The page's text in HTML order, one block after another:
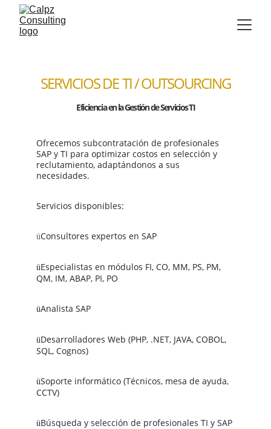
SERVICIOS DETI / OUTSOURCING
Eficienciaen la Gestión de Servicios TI
Ofrecemos subcontratación de profesionales
SAP y TI para optimizar costos en selección y
reclutamiento, adaptándonos a sus
necesidades.
Servicios disponibles:
üConsultores expertos en SAP
üEspecialistas en módulos FI, CO, MM, PS, PM,
QM, IM, ABAP, PI, PO
üAnalista SAP
üDesarrolladores Web (PHP, .NET, JAVA, COBOL,
SQL, Cognos)
üSoporte informático (Técnicos, mesa de ayuda,
CCTV)
üBúsqueda y selección de profesionales TI y SAP